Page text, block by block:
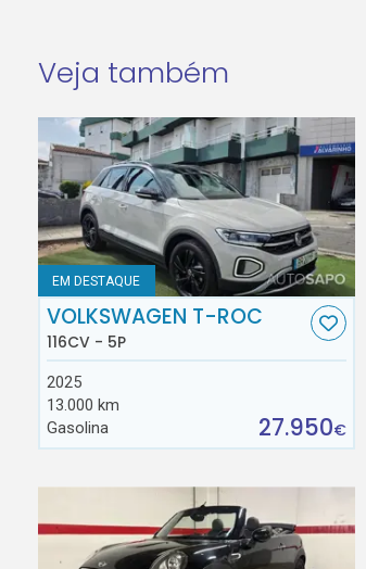
Veja também
EM DESTAQUE
VOLKSWAGEN T-ROC
116CV - 5P
2025
13.000 km
Gasolina
27.950€